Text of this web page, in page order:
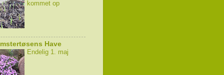
kommet op
Have
Endelig 1. maj